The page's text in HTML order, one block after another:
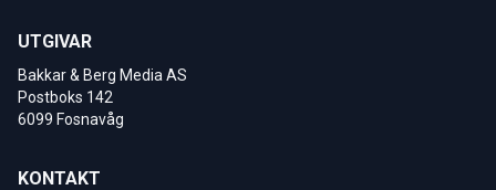
UTGIVAR
Bakkar & Berg Media AS
Postboks 142
6099 Fosnavåg
KONTAKT